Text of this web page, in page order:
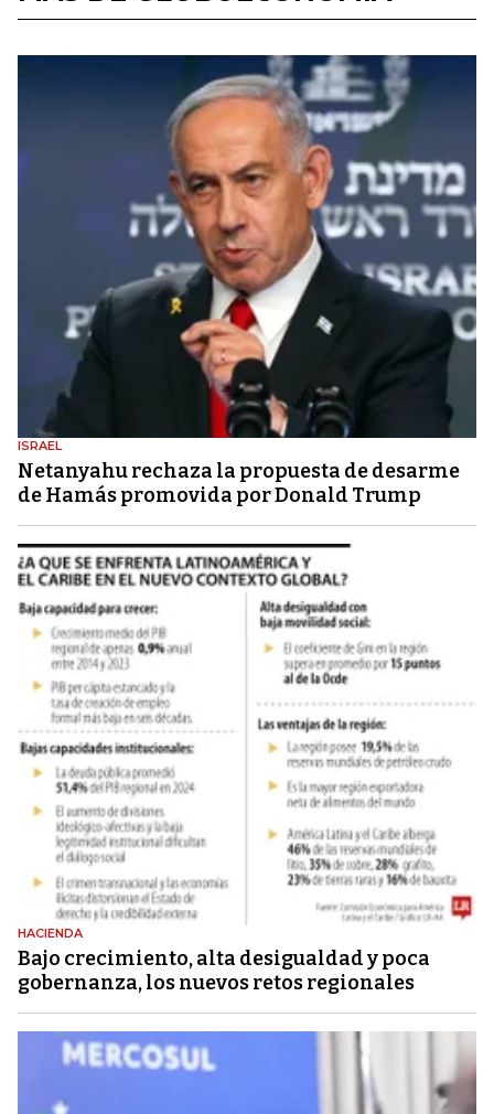
ISRAEL
Netanyahu rechaza la propuesta de desarme
de Hamás promovida por Donald Trump
HACIENDA
Bajo crecimiento, alta desigualdad y poca
gobernanza, los nuevos retos regionales